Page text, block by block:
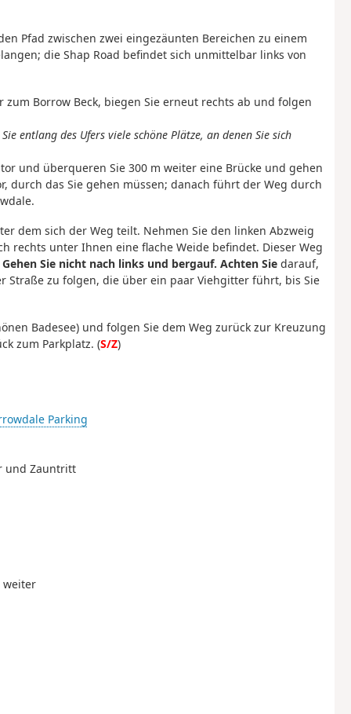
Pfad zwischen zwei eingezäunten Bereichen zu einem
die Shap Road befindet sich unmittelbar links von
Borrow Beck, biegen Sie erneut rechts ab und folgen
entlang des Ufers viele schöne Plätze, an denen Sie sich
und überqueren Sie 300 m weiter eine Brücke und gehen
durch das Sie gehen müssen; danach führt der Weg durch
dem sich der Weg teilt. Nehmen Sie den linken Abzweig
rechts unter Ihnen eine flache Weide befindet. Dieser Weg
Gehen Sie nicht nach links und bergauf. Achten Sie darauf,
zu folgen, die über ein paar Viehgitter führt, bis Sie
Badesee) und folgen Sie dem Weg zurück zur Kreuzung
zum Parkplatz. (S/Z)
Parking
und Zauntritt
weiter